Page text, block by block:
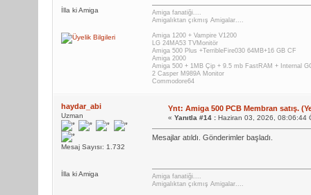
İlla ki Amiga
Amiga fanatiği....
Amigalıktan çıkmış Amigalar....
Amiga 1200 + Vampire V1200
LG 24MA53 TVMonitör
Amiga 500 Plus +TerribleFire030 64MB+16 GB CF
Amiga 2000
Amiga 500 + 1MB Çip + 9.5 mb FastRAM + Internal
2 Casper M989A Monitor
Commodore64
haydar_abi
Uzman
Mesaj Sayısı: 1.732
İlla ki Amiga
Ynt: Amiga 500 PCB Membran satış.
« Yanıtla #14 :Haziran 03, 2026, 08:06:44
Mesajlar atıldı. Gönderimler başladı.
Amiga fanatiği....
Amigalıktan çıkmış Amigalar....